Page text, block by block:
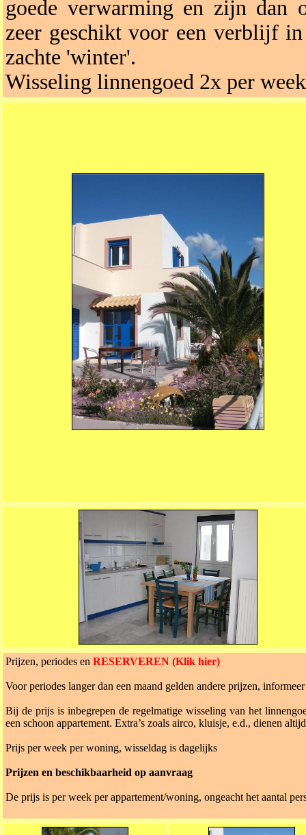
goede verwarming en zijn dan
zeer geschikt voor een verblijf
zachte 'winter'.
Wisseling linnengoed 2x per
Prijzen, periodes en RESERVEREN (Klik hier)
Voor periodes langer dan een maand gelden andere prijzen,
Bij de prijs is inbegrepen de regelmatige wisseling van het
een schoon appartement. Extra’s zoals airco, kluisje, e.d., dienen
Prijs per week per woning, wisseldag is dagelijks
Prijzen en beschikbaarheid op aanvraag
De prijs is per week per appartement/woning, ongeacht het aantal